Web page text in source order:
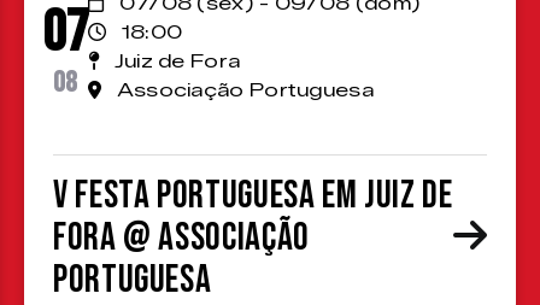
07
08
18:00
Juiz de Fora
Associação Portuguesa
V Festa Portuguesa em Juiz de
Fora @ Associação
Portuguesa